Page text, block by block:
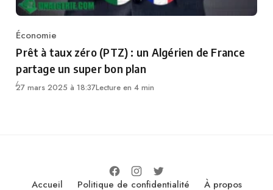
Category
Économie
Prêt à taux zéro (PTZ) : un Algérien de France
partage un super bon plan
27 mars 2025 à 18:37Lecture en 4 min
Accueil Politique de confidentialité
À propos